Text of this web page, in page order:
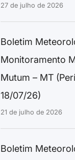
27 de julho de 2026
Boletim
Monitoramento
Mutum – MT
18/07/26)
21 de julho de 2026
Boletim